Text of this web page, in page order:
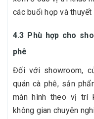
các buổi họp và thuyết
4.3 Phù hợp cho
phê
Đối với showroom,
quán cà phê, sản
màn hình theo vị trí
không gian chuyên